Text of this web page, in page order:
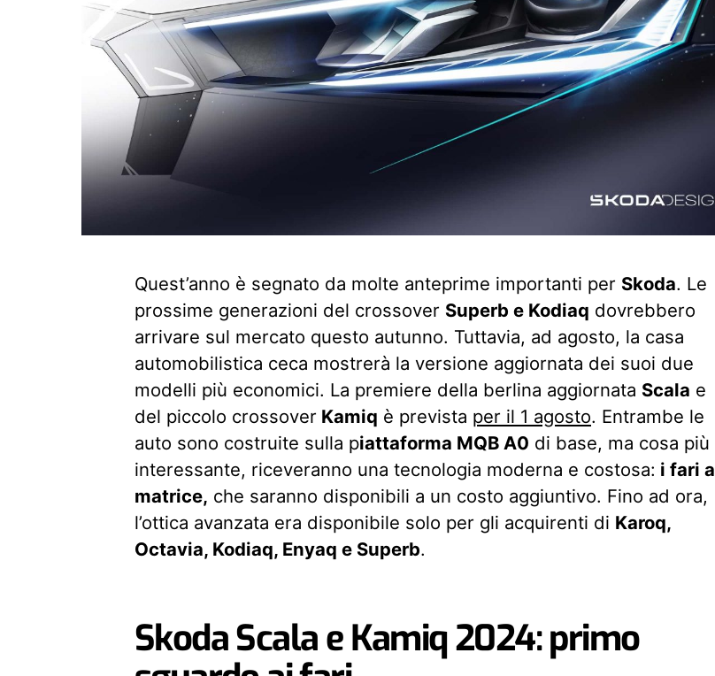
Quest’anno è segnato da molte anteprime importanti per Skoda. Le
prossime generazioni del crossover Superb e Kodiaq dovrebbero
arrivare sul mercato questo autunno. Tuttavia, ad agosto, la casa
automobilistica ceca mostrerà la versione aggiornata dei suoi due
modelli più economici. La premiere della berlina aggiornata Scala e
del piccolo crossover Kamiq è prevista per il 1 agosto. Entrambe le
auto sono costruite sulla piattaforma MQB A0 di base, ma cosa più
interessante, riceveranno una tecnologia moderna e costosa: i fari a
matrice, che saranno disponibili a un costo aggiuntivo. Fino ad ora,
l’ottica avanzata era disponibile solo per gli acquirenti di Karoq,
Octavia, Kodiaq, Enyaq e Superb.
Skoda Scala e Kamiq 2024: primo